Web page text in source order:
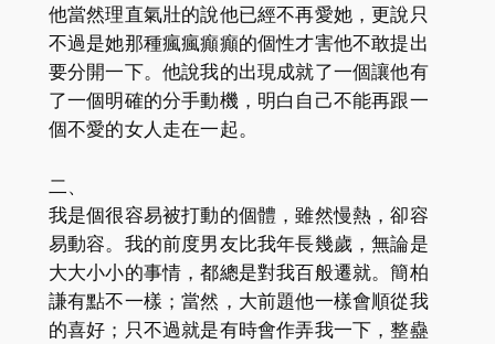
他當然理直氣壯的說他已經不再愛她，更說只
不過是她那種瘋瘋癲癲的個性才害他不敢提出
要分開一下。他說我的出現成就了一個讓他有
了一個明確的分手動機，明白自己不能再跟一
個不愛的女人走在一起。
二、
我是個很容易被打動的個體，雖然慢熱，卻容
易動容。我的前度男友比我年長幾歲，無論是
大大小小的事情，都總是對我百般遷就。簡柏
謙有點不一樣；當然，大前題他一樣會順從我
的喜好；只不過就是有時會作弄我一下，整蠱